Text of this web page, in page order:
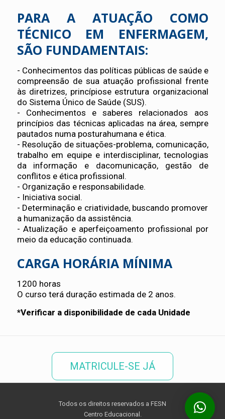
PARA A ATUAÇÃO COMO
TÉCNICO EM ENFERMAGEM,
SÃO FUNDAMENTAIS:
- Conhecimentos das políticas públicas de saúde e
compreensão de sua atuação profissional frente
às diretrizes, princípiose estrutura organizacional
do Sistema Único de Saúde (SUS).
- Conhecimentos e saberes relacionados aos
princípios das técnicas aplicadas na área, sempre
pautados numa posturahumana e ética.
- Resolução de situações-problema, comunicação,
trabalho em equipe e interdisciplinar, tecnologias
da informação e dacomunicação, gestão de
conflitos e ética profissional.
- Organização e responsabilidade.
- Iniciativa social.
- Determinação e criatividade, buscando promover
a humanização da assistência.
- Atualização e aperfeiçoamento profissional por
meio da educação continuada.
CARGA HORÁRIA MÍNIMA
1200 horas
O curso terá duração estimada de 2 anos.
*Verificar a disponibilidade de cada Unidade
MATRICULE-SE JÁ
Todos os direitos reservados a FESN
Centro Educacional.